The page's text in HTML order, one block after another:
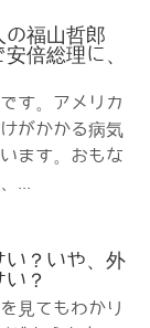
の福山哲郎
倍総理に、
す。アメリカ
がかかる病気
ます。おもな
...
い？いや、外
？
見てもわかり